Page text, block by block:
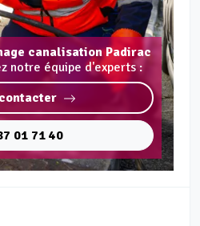
canalisation Padirac
notre équipe d'experts :
01 71 40